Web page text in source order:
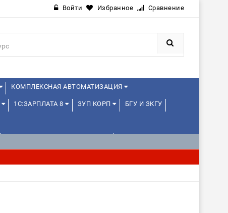
Войти Избранное Сравнение
КОМПЛЕКСНАЯ АВТОМАТИЗАЦИЯ
1С:ЗАРПЛАТА 8 ЗУП КОРП БГУ И ЗКГУ